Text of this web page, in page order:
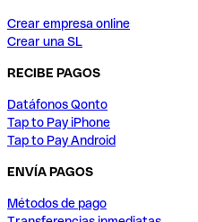
Crear empresa online
Crear una SL
RECIBE PAGOS
Datáfonos Qonto
Tap to Pay iPhone
Tap to Pay Android
ENVÍA PAGOS
Métodos de pago